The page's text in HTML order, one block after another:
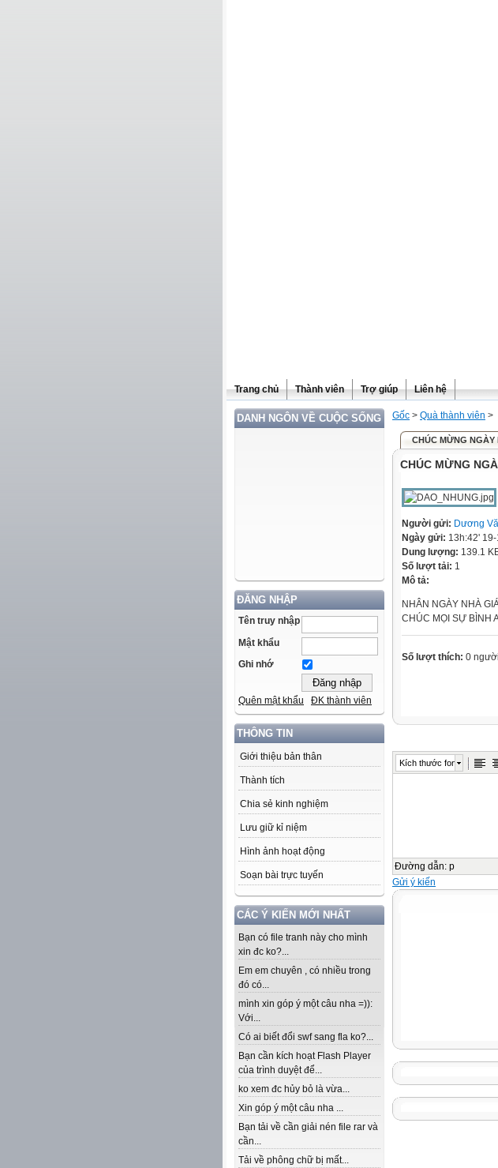
Trang chủ Thành viên Trợ giúp Liên hệ
DANH NGÔN VỀ CUỘC SỐNG
ĐĂNG NHẬP
Tên truy nhập
Mật khẩu
Ghi nhớ
Quên mật khẩu ĐK thành viên
THÔNG TIN
Giới thiệu bản thân
Thành tích
Chia sẻ kinh nghiệm
Lưu giữ kỉ niệm
Hình ảnh hoạt động
Soạn bài trực tuyến
CÁC Ý KIẾN MỚI NHẤT
Bạn có file tranh này cho mình
xin đc ko?...
Em em chuyên , có nhiều trong
đó có...
mình xin góp ý một câu nha =)):
Với...
Có ai biết đổi swf sang fla ko?...
Bạn cần kích hoạt Flash Player
của trình duyệt để...
ko xem đc hủy bỏ là vừa...
Xin góp ý một câu nha ...
Bạn tải về cần giải nén file rar và
cần...
Tải về phông chữ bị mất...
Gốc > Quà thành viên >
CHÚC MỪNG NGÀY
CHÚC MỪNG
Người gửi: Dương
Ngày gửi: 13h:42'
Dung lượng: 139.1
Số lượt tải: 1
Mô tả:
NHÂN NGÀY NHÀ
CHÚC MỌI SỰ BÌNH
Số lượt thích: 0 người
Kích thước font
Đường dẫn: p
Gửi ý kiến